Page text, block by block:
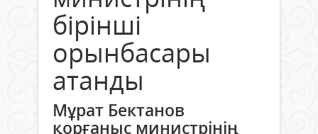
бірінші
орынбасары
атанды
Мұрат Бектанов
қорғаныс министрінің